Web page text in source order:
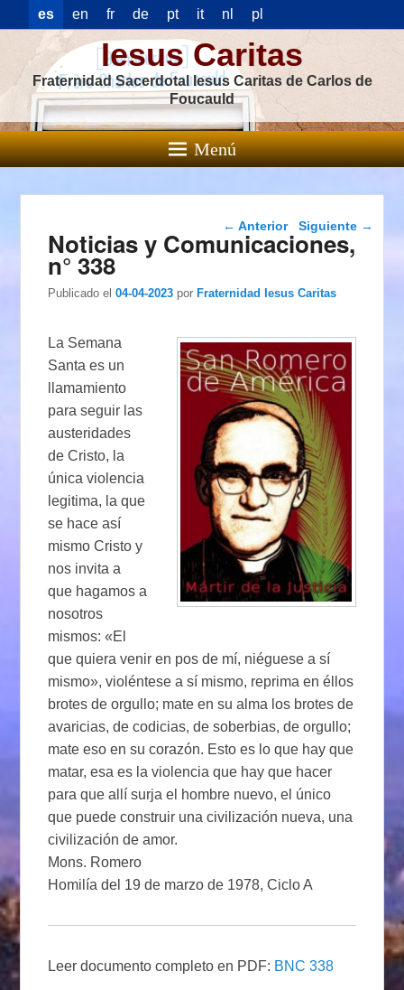
es en fr de pt it nl pl
Iesus Caritas
Fraternidad Sacerdotal Iesus Caritas de Carlos de
Foucauld
Menú
Navegación de
entradas
← Anterior Siguiente →
Noticias y Comunicaciones,
n° 338
Publicado el 04-04-2023 porFraternidad Iesus Caritas
La Semana
Santa es un
llamamiento
para seguir las
austeridades
de Cristo, la
única violencia
legitima, la que
se hace así
mismo Cristo y
nos invita a
que hagamos a
nosotros
mismos: «El
que quiera venir en pos de mí, niéguese a sí
mismo», violéntese a sí mismo, reprima en éllos
brotes de orgullo; mate en su alma los brotes de
avaricias, de codicias, de soberbias, de orgullo;
mate eso en su corazón. Esto es lo que hay que
matar, esa es la violencia que hay que hacer
para que allí surja el hombre nuevo, el único
que puede construir una civilización nueva, una
civilización de amor.
Mons. Romero
Homilía del 19 de marzo de 1978, Ciclo A
Leer documento completo en PDF: BNC 338